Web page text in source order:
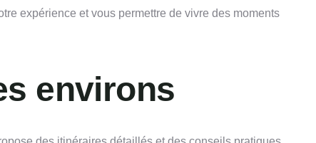
expérience et vous permettre de vivre des moments
environs